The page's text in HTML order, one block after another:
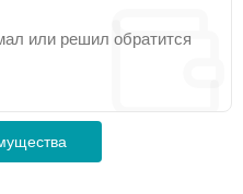
или решил обратится